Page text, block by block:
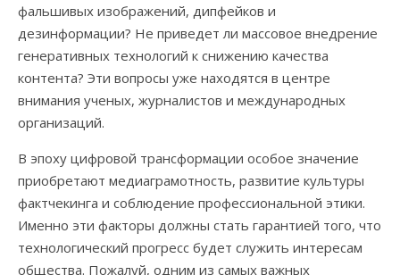
фальшивых изображений, дипфейков и
дезинформации? Не приведет ли массовое внедрение
генеративных технологий к снижению качества
контента? Эти вопросы уже находятся в центре
внимания ученых, журналистов и международных
организаций.
В эпоху цифровой трансформации особое значение
приобретают медиаграмотность, развитие культуры
фактчекинга и соблюдение профессиональной этики.
Именно эти факторы должны стать гарантией того, что
технологический прогресс будет служить интересам
общества. Пожалуй, одним из самых важных